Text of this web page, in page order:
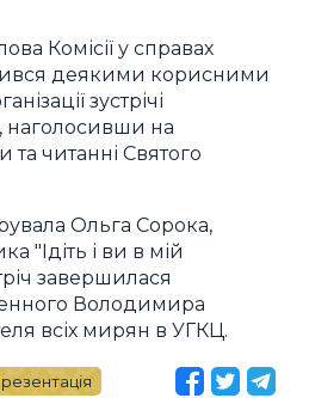
Комісії у справах
деякими корисними
зустрічі
наголосивши на
та читанні Святого
Ольга Сорока,
"Ідіть і ви в мій
завершилася
Володимира
всіх мирян в УГКЦ.